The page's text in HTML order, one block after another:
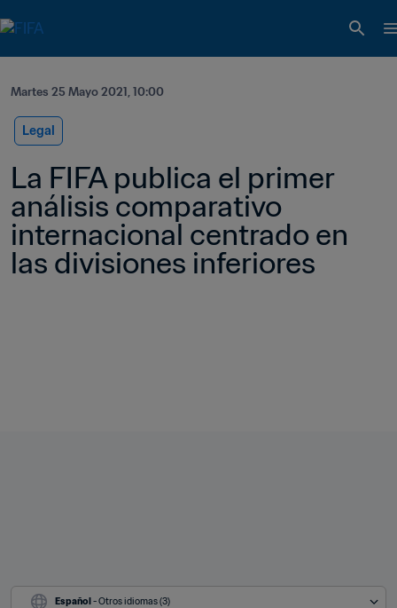
Martes 25 Mayo 2021, 10:00
Legal
La FIFA publica el primer
análisis comparativo
internacional centrado en
las divisiones inferiores
Español - Otros idiomas (3)